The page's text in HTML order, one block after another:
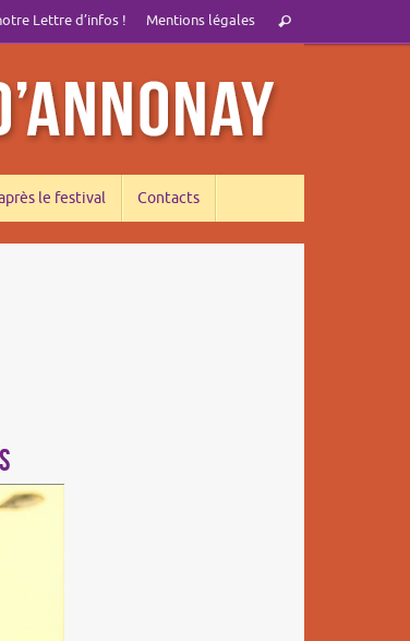
Lettre d’infos ! Mentions légales
pour
Rechercher
le festival Contacts